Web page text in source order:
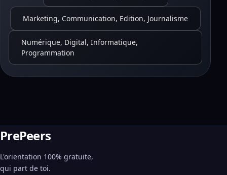
Marketing, Communication, Edition, Journalisme
Numérique, Digital, Informatique,
Programmation
PrePeers
L'orientation 100% gratuite,
qui part de toi.